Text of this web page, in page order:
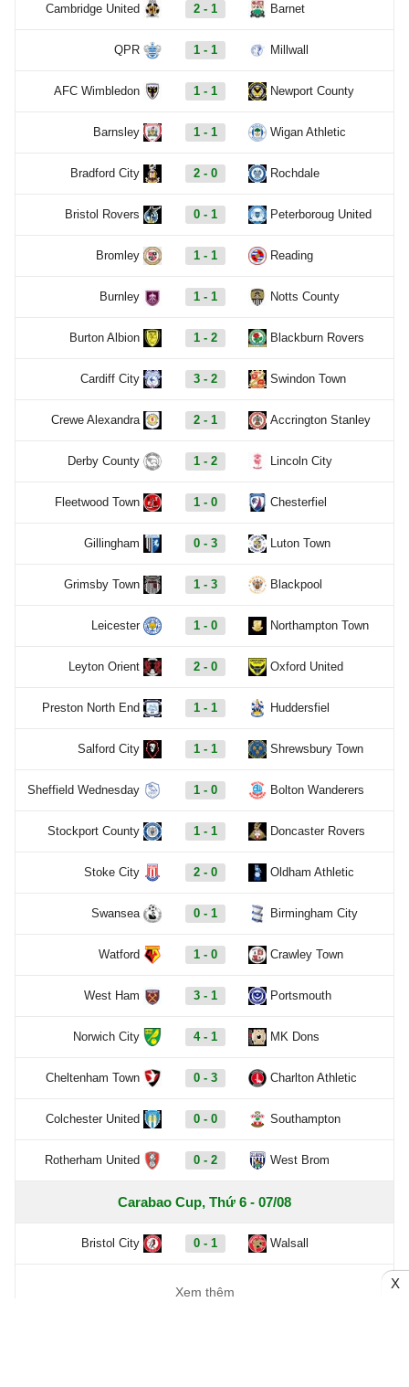
Cambridge United 2 - 1 Barnet
QPR 1 - 1 Millwall
AFC Wimbledon 1 - 1 Newport County
Barnsley 1 - 1 Wigan Athletic
Bradford City 2 - 0 Rochdale
Bristol Rovers 0 - 1 Peterboroug United
Bromley 1 - 1 Reading
Burnley 1 - 1 Notts County
Burton Albion 1 - 2 Blackburn Rovers
Cardiff City 3 - 2 Swindon Town
Crewe Alexandra 2 - 1 Accrington Stanley
Derby County 1 - 2 Lincoln City
Fleetwood Town 1 - 0 Chesterfiel
Gillingham 0 - 3 Luton Town
Grimsby Town 1 - 3 Blackpool
Leicester 1 - 0 Northampton Town
Leyton Orient 2 - 0 Oxford United
Preston North End 1 - 1 Huddersfiel
Salford City 1 - 1 Shrewsbury Town
Sheffield Wednesday 1 - 0 Bolton Wanderers
Stockport County 1 - 1 Doncaster Rovers
Stoke City 2 - 0 Oldham Athletic
Swansea 0 - 1 Birmingham City
Watford 1 - 0 Crawley Town
West Ham 3 - 1 Portsmouth
Norwich City 4 - 1 MK Dons
Cheltenham Town 0 - 3 Charlton Athletic
Colchester United 0 - 0 Southampton
Rotherham United 0 - 2 West Brom
Carabao Cup, Thứ 6 - 07/08
Bristol City 0 - 1 Walsall
Xem thêm
X